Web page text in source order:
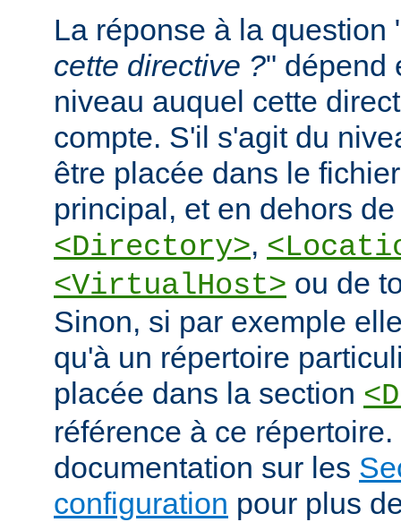
La réponse à la question
cette directive ?" dépend
niveau auquel cette
compte. S'il s'agit du
être placée dans le
principal, et en dehors
<Directory>,
<VirtualHost> ou de
Sinon, si par exemple
qu'à un répertoire
placée dans la section
référence à ce répertoire.
documentation sur les
configuration pour plus